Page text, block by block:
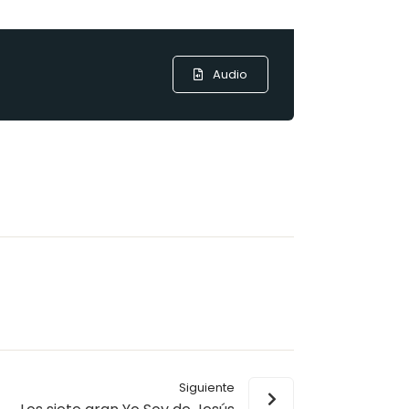
Audio
Siguiente